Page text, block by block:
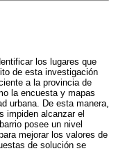
los lugares que
de esta investigación
a la provincia de
la encuesta y mapas
urbana. De esta manera,
impiden alcanzar el
posee un nivel
mejorar los valores de
de solución se